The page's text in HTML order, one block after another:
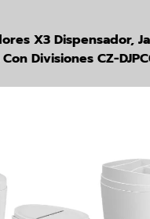
X3 Dispensador,
Divisiones CZ-